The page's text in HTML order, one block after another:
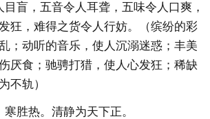
，五音令人耳聋，五味令人口爽，
狂，难得之货令人行妨。（缤纷的彩
；动听的音乐，使人沉溺迷惑；丰美
厌食；驰骋打猎，使人心发狂；稀缺
不轨）
胜热。清静为天下正。